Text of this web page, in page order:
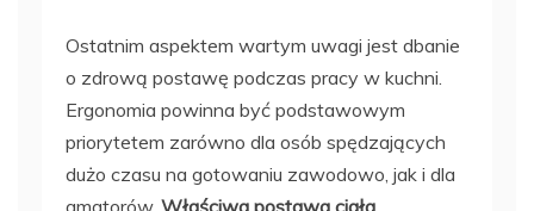
Ostatnim aspektem wartym uwagi jest dbanie
o zdrową postawę podczas pracy w kuchni.
Ergonomia powinna być podstawowym
priorytetem zarówno dla osób spędzających
dużo czasu na gotowaniu zawodowo, jak i dla
amatorów. Właściwa postawa ciała